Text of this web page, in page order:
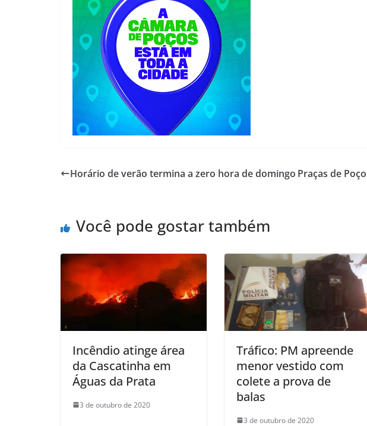
Horário de verão termina a zero hora de domingo Praças de
Você pode gostar também
Incêndio atinge área
da Cascatinha em
Águas da Prata
3 de outubro de 2020
Tráfico: PM apreende
menor vestido com
colete a prova de
balas
3 de outubro de 2020